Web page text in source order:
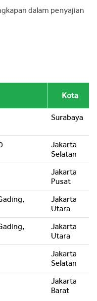
dalam penyajian
Kota
Surabaya
Jakarta
Selatan
Jakarta
Pusat
Jakarta
Utara
Jakarta
Utara
Jakarta
Selatan
Jakarta
Barat